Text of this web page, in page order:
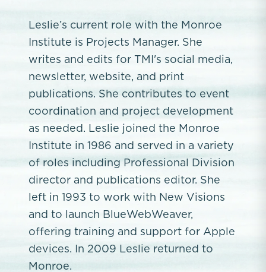
Leslie’s current role with the Monroe
Institute is Projects Manager. She
writes and edits for TMI's social media,
newsletter, website, and print
publications. She contributes to event
coordination and project development
as needed. Leslie joined the Monroe
Institute in 1986 and served in a variety
of roles including Professional Division
director and publications editor. She
left in 1993 to work with New Visions
and to launch BlueWebWeaver,
offering training and support for Apple
devices. In 2009 Leslie returned to
Monroe.